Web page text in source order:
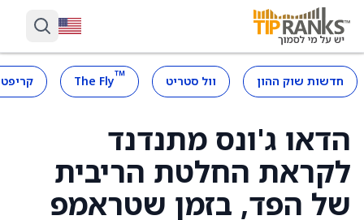
חדשות שוק ההון וול סטריט ™
The Fly
הדאו ג'ונס מתנדנד
לקראת החלטת הריבית
של הפד, בזמן שטראמפ